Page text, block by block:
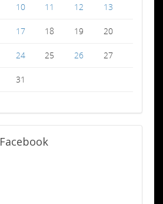
10 11 12 13
17 18 19 20
24 25 26 27
31
Facebook